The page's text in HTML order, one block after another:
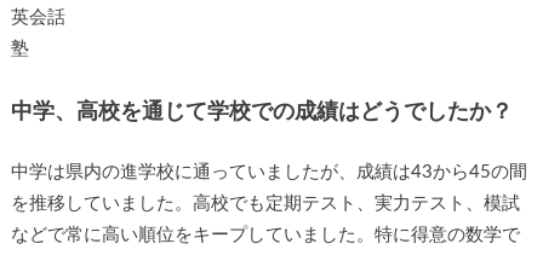
英会話
塾
中学、高校を通じて学校での成績はどうでしたか？
中学は県内の進学校に通っていましたが、成績は43から45の間
を推移していました。高校でも定期テスト、実力テスト、模試
などで常に高い順位をキープしていました。特に得意の数学で